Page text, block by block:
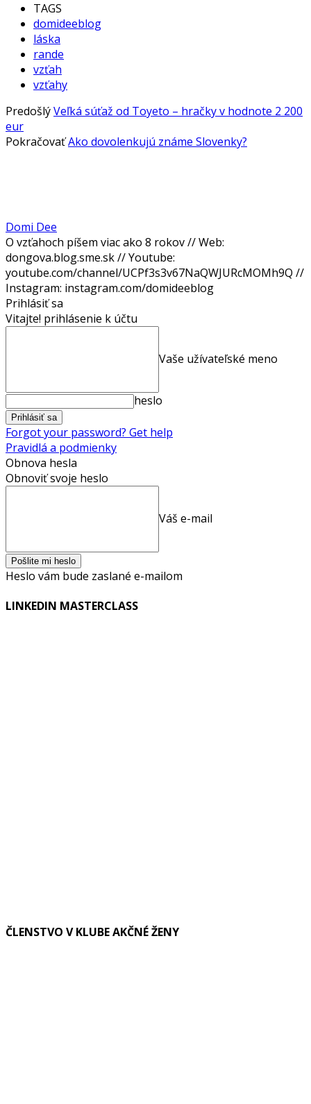
TAGS
domideeblog
láska
rande
vzťah
vzťahy
PredošlýVeľká súťaž od Toyeto – hračky v hodnote 2 200
eur
PokračovaťAko dovolenkujú známe Slovenky?
Domi Dee
O vzťahoch píšem viac ako 8 rokov // Web:
dongova.blog.sme.sk // Youtube:
youtube.com/channel/UCPf3s3v67NaQWJURcMOMh9Q //
Instagram: instagram.com/domideeblog
Prihlásiť sa
Vitajte! prihlásenie k účtu
Vaše užívateľské meno
heslo
Forgot your password? Get help
Pravidlá a podmienky
Obnova hesla
Obnoviť svoje heslo
Váš e-mail
Heslo vám bude zaslané e-mailom
LINKEDIN MASTERCLASS
ČLENSTVO V KLUBE AKČNÉ ŽENY